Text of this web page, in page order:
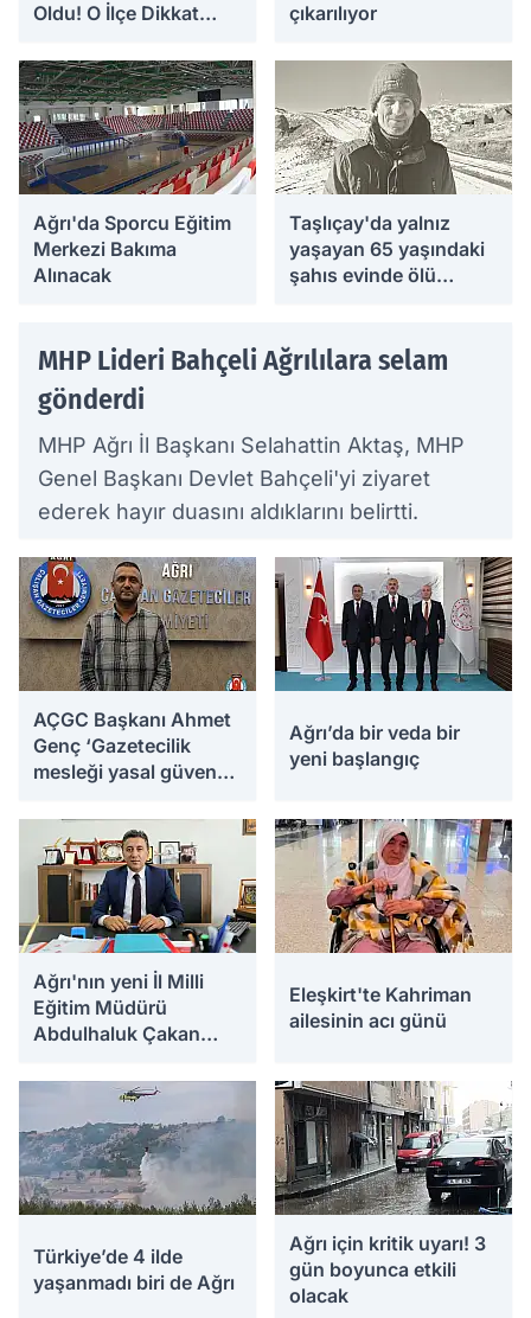
Oldu! O İlçe Dikkat
çıkarılıyor
Ağrı'da Sporcu Eğitim
Merkezi Bakıma
Alınacak
Taşlıçay'da yalnız
yaşayan 65 yaşındaki
şahıs evinde ölü
MHP Lideri Bahçeli Ağrılılara selam
gönderdi
MHP Ağrı İl Başkanı Selahattin Aktaş, MHP
Genel Başkanı Devlet Bahçeli'yi ziyaret
ederek hayır duasını aldıklarını belirtti.
AÇGC Başkanı Ahmet
Genç ‘Gazetecilik
mesleği yasal güvence
Ağrı’da bir veda bir
yeni başlangıç
Ağrı'nın yeni İl Milli
Eğitim Müdürü
Abdulhaluk Çakan
Eleşkirt'te Kahriman
ailesinin acı günü
Türkiye’de 4 ilde
yaşanmadı biri de Ağrı
Ağrı için kritik uyarı! 3
gün boyunca etkili
olacak